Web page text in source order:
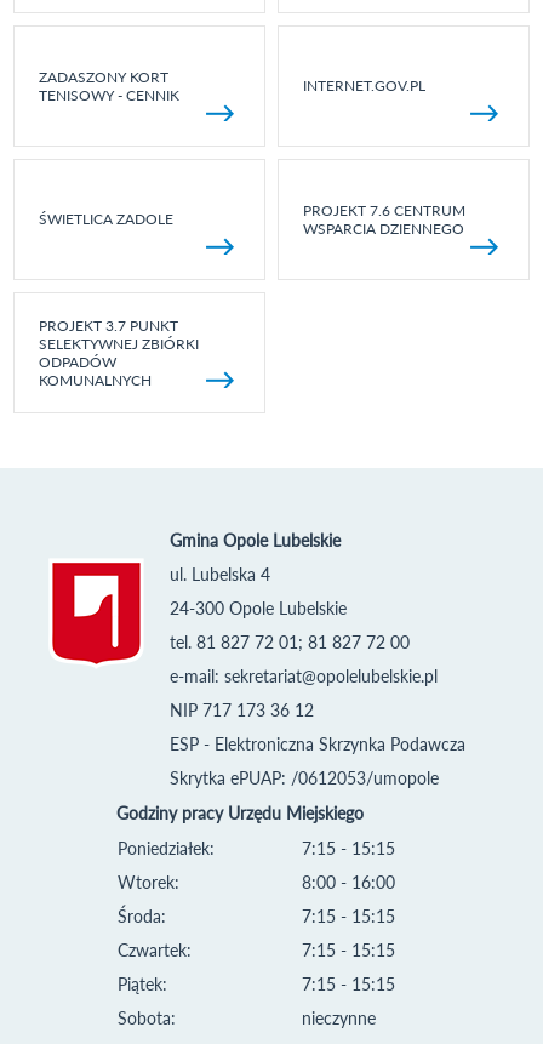
ZADASZONY KORT
TENISOWY - CENNIK
INTERNET.GOV.PL
ŚWIETLICA ZADOLE
PROJEKT 7.6 CENTRUM
WSPARCIA DZIENNEGO
PROJEKT 3.7 PUNKT
SELEKTYWNEJ ZBIÓRKI
ODPADÓW
KOMUNALNYCH
Gmina Opole Lubelskie
ul. Lubelska 4
24-300 Opole Lubelskie
tel. 81 827 72 01; 81 827 72 00
e-mail: sekretariat@opolelubelskie.pl
NIP 717 173 36 12
ESP - Elektroniczna Skrzynka Podawcza
Skrytka ePUAP: /0612053/umopole
Godziny pracy Urzędu Miejskiego
Poniedziałek:
Wtorek:
Środa:
Czwartek:
Piątek:
Sobota:
7:15 - 15:15
8:00 - 16:00
7:15 - 15:15
7:15 - 15:15
7:15 - 15:15
nieczynne